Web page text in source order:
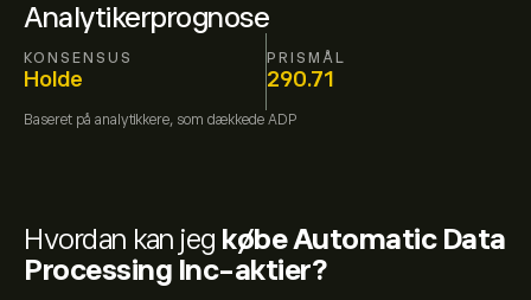
Analytikerprognose
KONSENSUS
Holde
PRISMÅL
290.71
Baseret på analytikkere, som dækkede ADP
Hvordan kan jeg købe Automatic Data
Processing Inc-aktier?